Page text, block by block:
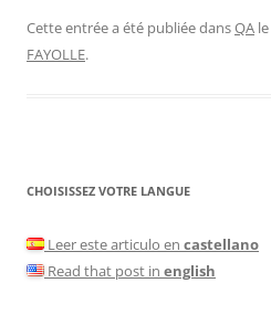
Cette entrée a été publiée dansQA le
FAYOLLE.
CHOISISSEZ VOTRE LANGUE
Leer este articulo en castellano
Read that post in english